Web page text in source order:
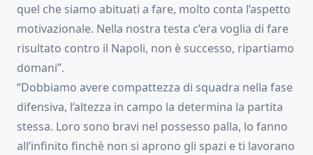
quel che siamo abituati a fare, molto conta l’aspetto
motivazionale. Nella nostra testa c’era voglia di fare
risultato contro il Napoli, non è successo, ripartiamo
domani”.
“Dobbiamo avere compattezza di squadra nella fase
difensiva, l’altezza in campo la determina la partita
stessa. Loro sono bravi nel possesso palla, lo fanno
all’infinito finchè non si aprono gli spazi e ti lavorano